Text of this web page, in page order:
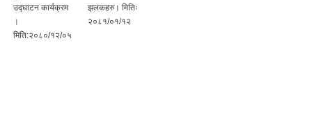
उद्घाटन कार्यक्रम
।
मिति:२०८०/१२/०५
झलकहरु। मितिः
२०८१/०१/१२